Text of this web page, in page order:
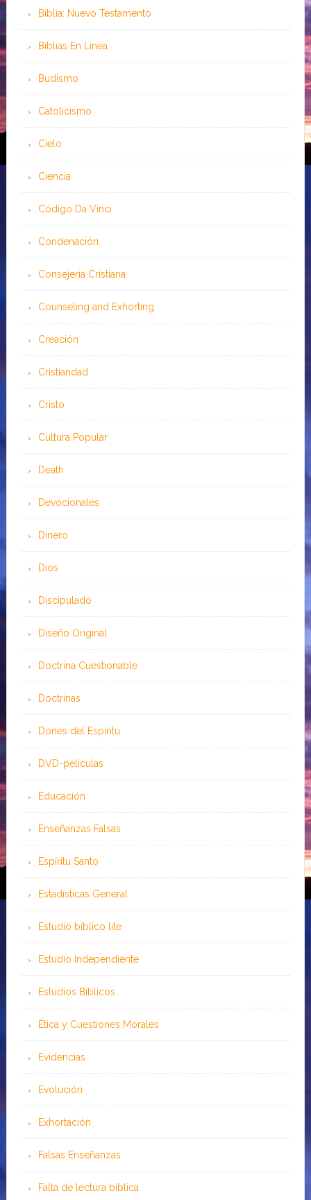
Biblia: Nuevo Testamento
Bíblias En Línea
Budismo
Catolicismo
Cielo
Ciencia
Código Da Vinci
Condenación
Consejería Cristiana
Counseling and Exhorting
Creación
Cristiandad
Cristo
Cultura Popular
Death
Devocionales
Dinero
Dios
Discipulado
Diseño Original
Doctrina Cuestionable
Doctrinas
Dones del Espíritu
DVD-peliculas
Educación
Enseñanzas Falsas
Espíritu Santo
Estadísticas General
Estudio bíblico lite
Estudio Independiente
Estudios Bíblicos
Ética y Cuestiones Morales
Evidencias
Evolución
Exhortación
Falsas Enseñanzas
Falta de lectura bíblica